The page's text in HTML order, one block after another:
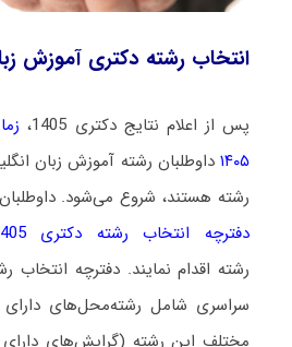
انتخاب رشته دکتری آموزش
پس از اعلام نتایج دکتری 1405،
۱۴۰۵داوطلبان رشته آموزش زبان
رشته هستند، شروع می‌شود.
دفترچه انتخاب رشته دکتری 1405
رشته اقدام نمایند. دفترچه انتخاب
سراسری شامل رشته‌محل‌های
مختلف این رشته (گرایش‌های